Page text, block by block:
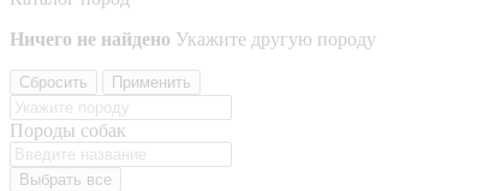
Ничего не найдено Укажите другую породу
Сбросить Применить
Породы собак
Выбрать все